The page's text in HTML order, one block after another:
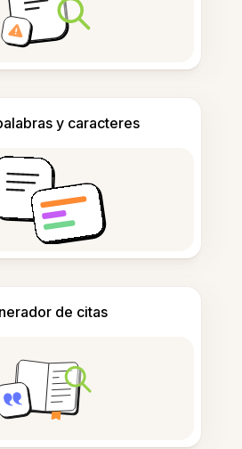
y caracteres
de citas